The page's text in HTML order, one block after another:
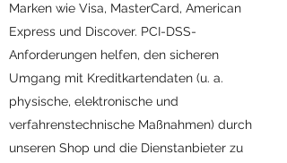
Marken wie Visa, MasterCard, American
Express und Discover. PCI-DSS-
Anforderungen helfen, den sicheren
Umgang mit Kreditkartendaten (u. a.
physische, elektronische und
verfahrenstechnische Maßnahmen) durch
unseren Shop und die Dienstanbieter zu